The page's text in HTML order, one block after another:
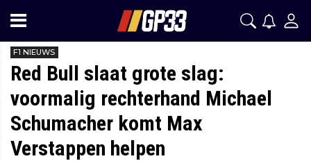
F1 NIEUWS
Red Bull slaat grote slag:
voormalig rechterhand Michael
Schumacher komt Max
Verstappen helpen